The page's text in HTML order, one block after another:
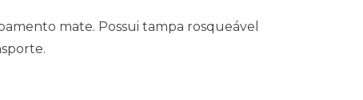
mate. Possui tampa rosqueável